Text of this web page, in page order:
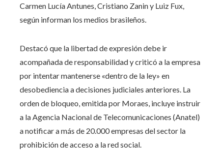
Carmen Lucía Antunes, Cristiano Zanin y Luiz Fux,
según informan los medios brasileños.
Destacó que la libertad de expresión debe ir
acompañada de responsabilidad y criticó a la empresa
por intentar mantenerse «dentro de la ley» en
desobediencia a decisiones judiciales anteriores. La
orden de bloqueo, emitida por Moraes, incluye instruir
a la Agencia Nacional de Telecomunicaciones (Anatel)
a notificar a más de 20.000 empresas del sector la
prohibición de acceso a la red social.